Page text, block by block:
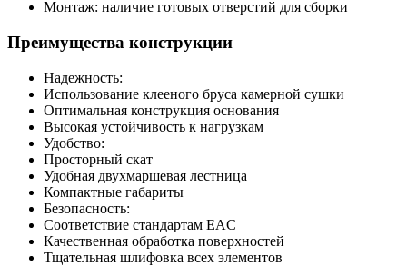
Монтаж: наличие готовых отверстий для сборки
Преимущества конструкции
Надежность:
Использование клееного бруса камерной сушки
Оптимальная конструкция основания
Высокая устойчивость к нагрузкам
Удобство:
Просторный скат
Удобная двухмаршевая лестница
Компактные габариты
Безопасность:
Соответствие стандартам EAC
Качественная обработка поверхностей
Тщательная шлифовка всех элементов